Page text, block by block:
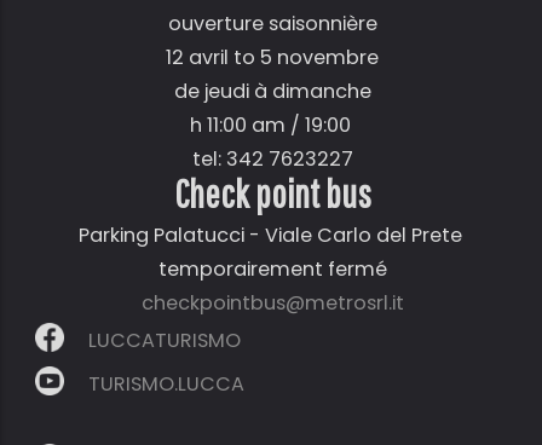
ouverture saisonnière
12 avril to 5 novembre
de jeudi à dimanche
h 11:00 am / 19:00
tel: 342 7623227
Check point bus
Parking Palatucci - Viale Carlo del Prete
temporairement fermé
checkpointbus@metrosrl.it
LUCCATURISMO
TURISMO.LUCCA